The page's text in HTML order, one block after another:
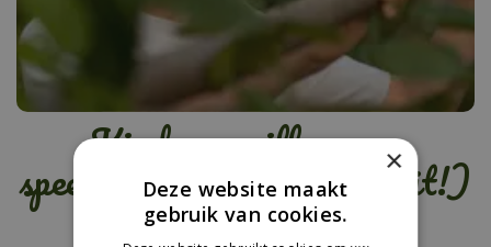
Kinderen willen geen
speeltoestel meer (maar dit!)
×
Deze website maakt
gebruik van cookies.